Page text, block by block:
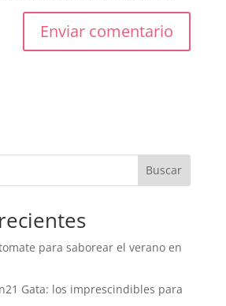
Buscar
para saborear el verano en
Gata: los imprescindibles para